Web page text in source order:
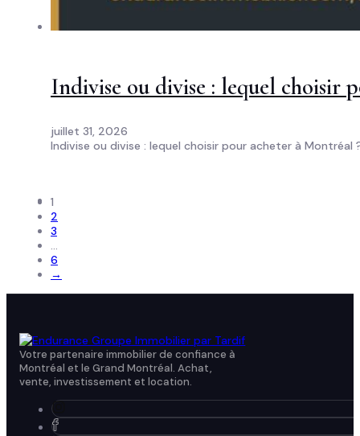
Indivise ou divise : lequel choisir
juillet 31, 2026
Indivise ou divise : lequel choisir pour acheter à
1
2
3
…
6
→
Votre partenaire immobilier de confiance à
Montréal et le Grand Montréal. Achat,
vente, investissement et location.